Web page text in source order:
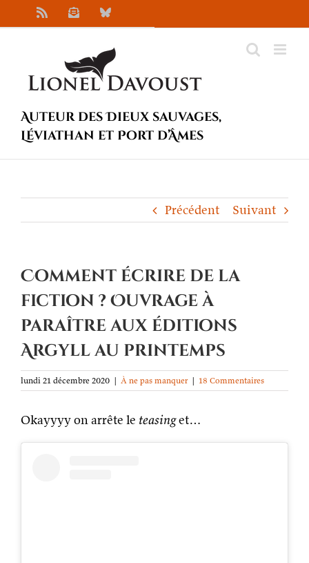
au
NewsletterBluesky
Auteur des Dieux sauvages,
Léviathan et Port d’Âmes
Précédent Suivant
Comment écrire de la
fiction ? Ouvrage à
paraître aux éditions
Argyll au printemps
lundi 21 décembre 2020 | À ne pas manquer | 18 Commentaires
Okayyyy on arrête le teasinget…